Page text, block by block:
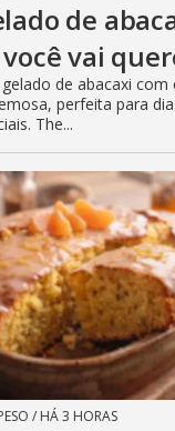
de
vai
de abacaxi
perfeita para
The...
/ HÁ 3 HORAS